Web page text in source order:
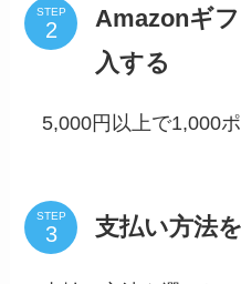
STEP
Amazonギ
入する
5,000円以上で1,000ポ
STEP 支払い方法